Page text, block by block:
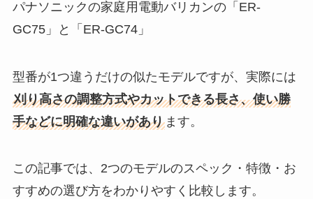
パナソニックの家庭用電動バリカンの「ER-
GC75」と「ER-GC74」
型番が1つ違うだけの似たモデルですが、実際には
刈り高さの調整方式やカットできる長さ、使い勝
手などに明確な違いがあります。
この記事では、2つのモデルのスペック・特徴・お
すすめの選び方をわかりやすく比較します。